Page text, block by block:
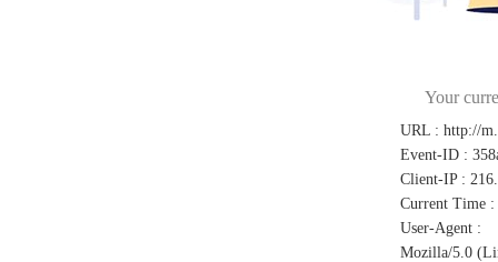
Your
URL : http://
Event-ID :
Client-IP :
Current Time :
User-Agent :
Mozilla/5.0